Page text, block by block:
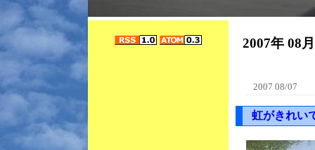
2007年 08
2007 08/07
虹がきれい